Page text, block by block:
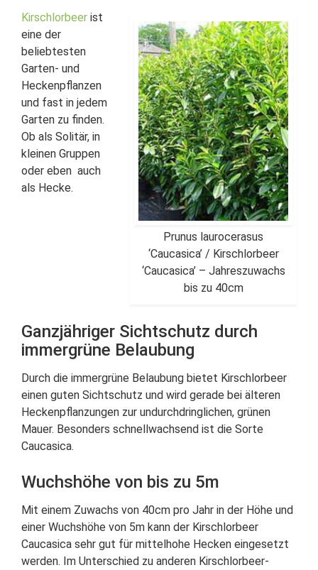
Prunus laurocerasus
‘Caucasica’ / Kirschlorbeer
‘Caucasica’ – Jahreszuwachs
bis zu 40cm
Kirschlorbeer ist
eine der
beliebtesten
Garten- und
Heckenpflanzen
und fast in jedem
Garten zu finden.
Ob als Solitär, in
kleinen Gruppen
oder eben auch
als Hecke.
Ganzjähriger Sichtschutz durch
immergrüne Belaubung
Durch die immergrüne Belaubung bietet Kirschlorbeer
einen guten Sichtschutz und wird gerade bei älteren
Heckenpflanzungen zur undurchdringlichen, grünen
Mauer. Besonders schnellwachsend ist die Sorte
Caucasica.
Wuchshöhe von bis zu 5m
Mit einem Zuwachs von 40cm pro Jahr in der Höhe und
einer Wuchshöhe von 5m kann der Kirschlorbeer
Caucasica sehr gut für mittelhohe Hecken eingesetzt
werden. Im Unterschied zu anderen Kirschlorbeer-